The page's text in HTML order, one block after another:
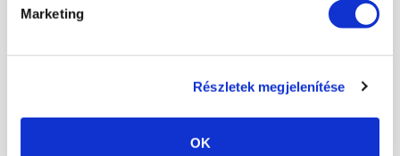
Marketing
Részletek megjelenítése
OK
HÍREK, CIKKEK
TANÁRAINK